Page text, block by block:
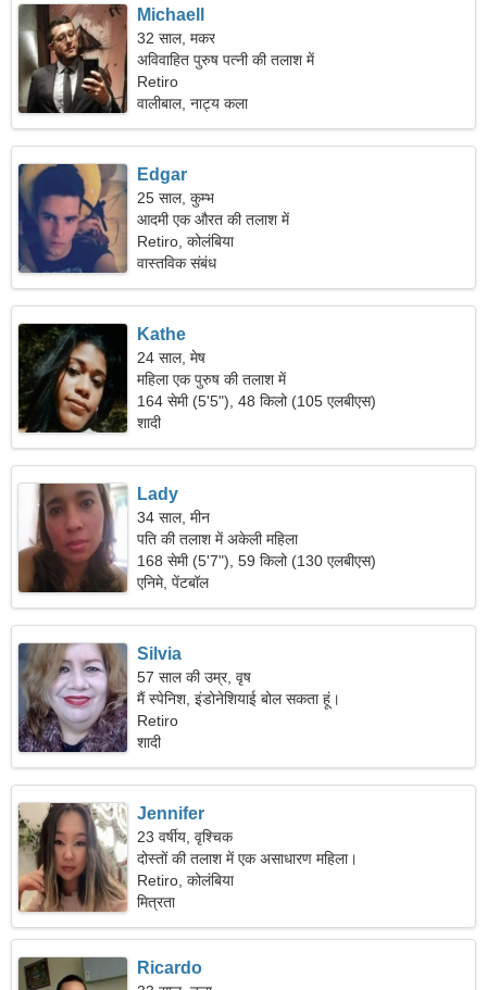
Michaell
32 साल, मकर
अविवाहित पुरुष पत्नी की तलाश में
Retiro
वालीबाल, नाट्य कला
Edgar
25 साल, कुम्भ
आदमी एक औरत की तलाश में
Retiro, कोलंबिया
वास्तविक संबंध
Kathe
24 साल, मेष
महिला एक पुरुष की तलाश में
164 सेमी (5'5"), 48 किलो (105 एलबीएस)
शादी
Lady
34 साल, मीन
पति की तलाश में अकेली महिला
168 सेमी (5'7"), 59 किलो (130 एलबीएस)
एनिमे, पेंटबॉल
Silvia
57 साल की उम्र, वृष
मैं स्पेनिश, इंडोनेशियाई बोल सकता हूं।
Retiro
शादी
Jennifer
23 वर्षीय, वृश्चिक
दोस्तों की तलाश में एक असाधारण महिला।
Retiro, कोलंबिया
मित्रता
Ricardo